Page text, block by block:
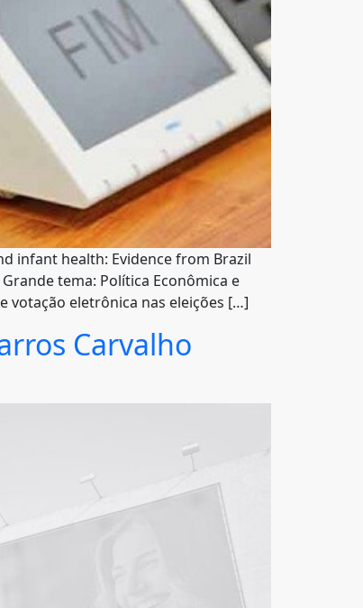
infant health: Evidence from Brazil
tema: Política Econômica e
votação eletrônica nas eleições […]
Carvalho